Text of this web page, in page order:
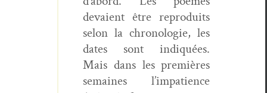
devaient être repro­duits
selon la chronolo­gie, les
dates sont indiquées.
Mais dans les pre­mières
semaines l’impatience